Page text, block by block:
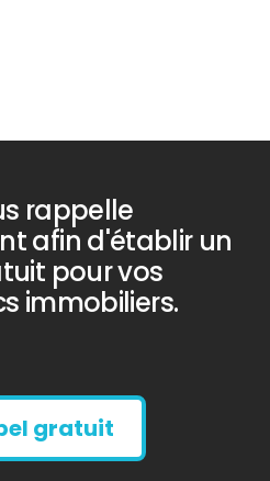
rappelle
afin d'établir un
pour vos
immobiliers.
gratuit